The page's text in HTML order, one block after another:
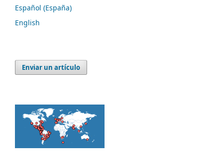
Español (España)
English
Enviar un artículo